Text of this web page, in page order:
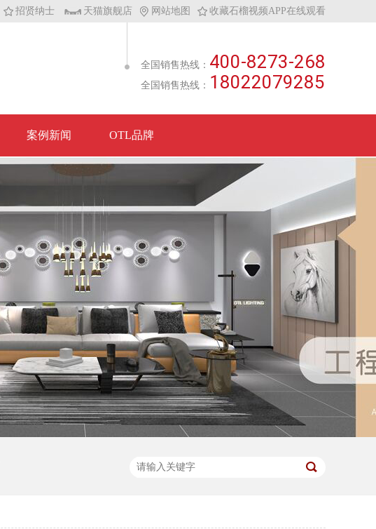
招贤纳士 天猫旗舰店 网站地图 收藏石榴视频APP在线观看
全国销售热线： 400-8273-268
全国销售热线： 18022079285
案例新闻 OTL品牌